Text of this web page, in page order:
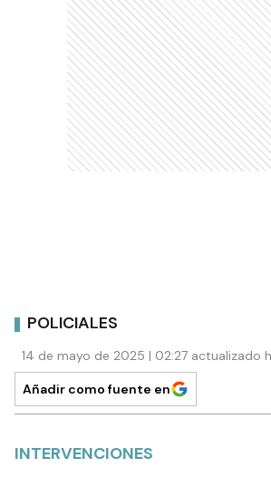
POLICIALES
14 de mayo de 2025 | 02:27 actualizado
Añadir como fuente en
INTERVENCIONES